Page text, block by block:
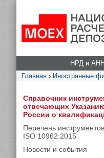
НРД и
Главная › Иностранные
Справочник
отвечающих
России о
Перечень
ISO 10962:2015
Новости и события